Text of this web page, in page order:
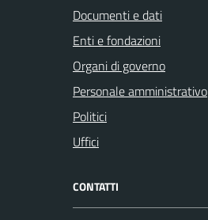
Documenti e dati
Enti e fondazioni
Organi di governo
Personale amministrativo
Politici
Uffici
CONTATTI